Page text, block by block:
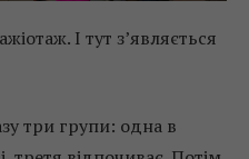
І тут з’являється
три групи: одна в